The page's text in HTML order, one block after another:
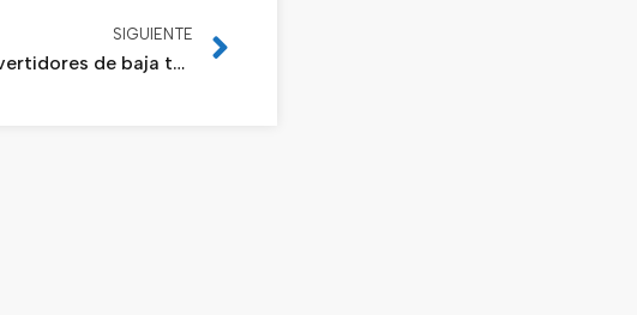
SIGUIENTE
Ingeteam analiza el papel de los convertidores de baja tensión en la nueva generación de aerogeneradores